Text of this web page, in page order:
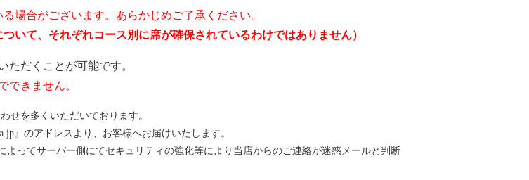
場合がございます。あらかじめご了承ください。
いて、それぞれコース別に席が確保されているわけではありません）
ただくことが可能です。
できません。
せを多くいただいております。
』のアドレスより、お客様へお届けいたします。
よってサーバー側にてセキュリティの強化等により当店からのご連絡が迷惑メールと判断